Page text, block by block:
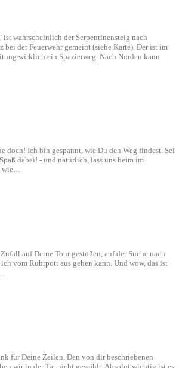
wahrscheinlich der Serpentinensteig nach
bei der Feuerwehr gemeint (siehe Karte). Der ist im
wirklich ein Spazierweg. Nach Norden kann
doch! Ich bin gespannt, wie Du den Weg findest. Sei
dabei! - und natürlich, lass uns beim im
wie…
auf Deine Tour gestoßen, auf der Suche nach
vom Ruhrpott aus gehen kann. Und wow, das ist
für Deine Zeilen. Den von dir beschriebenen